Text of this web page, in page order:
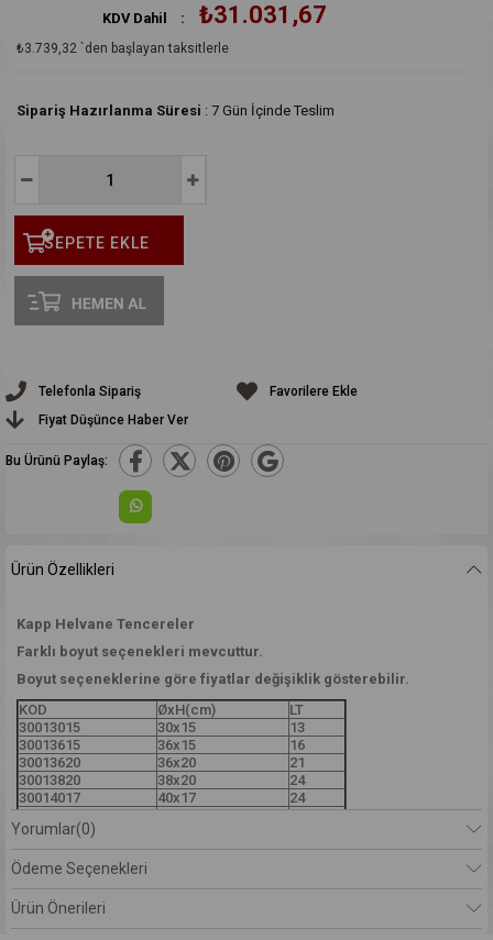
KDV Dahil : ₺31.031,67
₺3.739,32 `den başlayan taksitlerle
: 7 Gün İçinde Teslim
Telefonla Sipariş
Favorilere Ekle
Fiyat Düşünce Haber Ver
Bu Ürünü Paylaş:
Ürün Özellikleri
Kapp Helvane Tencereler
Farklı boyut seçenekleri mevcuttur.
Boyut seçeneklerine göre fiyatlar değişiklik gösterebilir.
KOD
ØxH(cm)
LT
30013015
30x15
13
30013615
36x15
16
30013620
36x20
21
30013820
38x20
24
30014017
40x17
24
30014520
45x20
29
30015020
30015520
55x20
40
30016020
30016025
60x25
65
30016525
Yorumlar(0)
Ödeme Seçenekleri
Ürün Önerileri